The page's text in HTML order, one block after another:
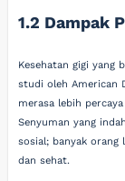
1.2 Dampak
Kesehatan gigi yang
studi oleh American
merasa lebih
Senyuman yang
sosial; banyak
dan sehat.